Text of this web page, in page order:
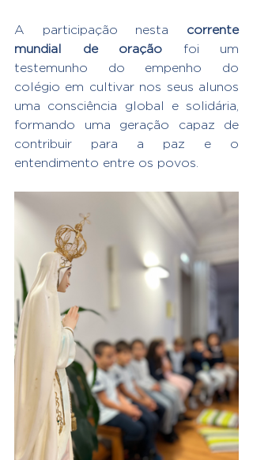
A participação nesta corrente
mundial de oração foi um
testemunho do empenho do
colégio em cultivar nos seus alunos
uma consciência global e solidária,
formando uma geração capaz de
contribuir para a paz e o
entendimento entre os povos.